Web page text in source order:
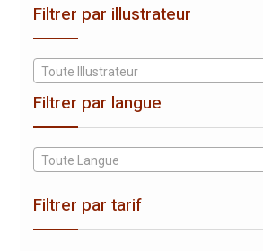
Filtrer par illustrateur
Toute Illustrateur
Filtrer par langue
Toute Langue
Filtrer par tarif